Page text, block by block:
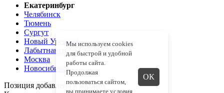
Екатеринбург
Челябинск
Тюмень
Сургут
Новый Уренгой
Лабытнанги
Москва
Новосибирск
Позиция добавлена в корзину
Мы используем cookies
для быстрой и удобной
работы сайта.
Продолжая
пользоваться сайтом,
вы принимаете условия
ОК